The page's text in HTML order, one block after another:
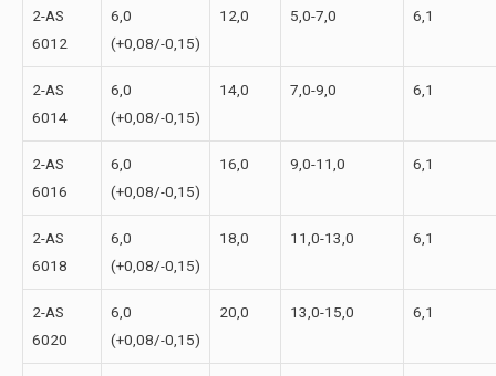
2-АS
6012
6,0
(+0,08/-0,15)
12,0 5,0-7,0 6,1
2-АS
6014
6,0
(+0,08/-0,15)
14,0 7,0-9,0 6,1
2-АS
6016
6,0
(+0,08/-0,15)
16,0 9,0-11,0 6,1
2-АS
6018
6,0
(+0,08/-0,15)
18,0 11,0-13,0 6,1
2-АS
6020
6,0
(+0,08/-0,15)
20,0 13,0-15,0 6,1